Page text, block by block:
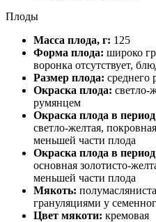
Плоды
Масса плода, г: 125
Форма плода: широко
воронка отсутствует,
Размер плода: среднего
Окраска плода: светло-
румянцем
Окраска плода в
светло-желтая,
меньшей части плода
Окраска плода в
основная золотисто-
меньшей части плода
Мякоть:
грануляциями у
Цвет мякоти: кремовая